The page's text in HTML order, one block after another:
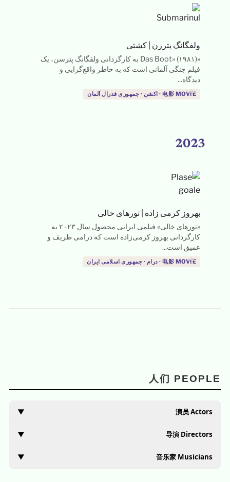
ولفگانگ پترزن کشتی
«Das Boot» (۱۹۸۱) به کارگردانی ولفگانگ پترسن، یک
فیلم جنگی آلمانی است که به خاطر واقع‌گرایی و
دیدگاه...
电影 MOVIE · اکشن · جمهوری فدرال آلمان
→
2023
بهروز کرمی زاده تورهای خالی
«تورهای خالی» فیلمی ایرانی محصول سال ۲۰۲۳ به
کارگردانی بهروز کرمی‌زاده است که درامی ظریف و
عمیق است...
电影 MOVIE · درام · جمهوری اسلامی ایران
→
人们 PEOPLE
演员 Actors
▼
导演 Directors
▼
音乐家 Musicians
▼